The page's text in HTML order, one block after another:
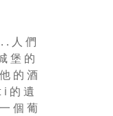
. 人 們
堡 的
的 酒
i 的 遺
個 葡